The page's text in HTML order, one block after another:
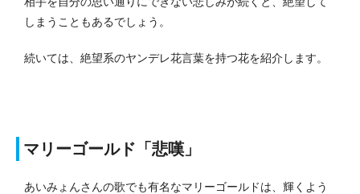
しまうこともあるでしょう。
続いては、絶望系のヤンデレ花言葉を持つ花を紹介します。
マリーゴールド「悲嘆」
あいみょんさんの歌でも有名なマリーゴールドは、輝くよう